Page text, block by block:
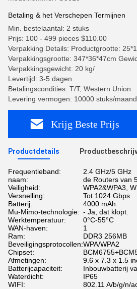
Betaling & het Verschepen Termijnen
Min. bestelaantal: 2 stuks
Prijs: 100 - 499 pieces $110.00
Verpakking Details: Productgrootte:
Verpakkingsgrootte: 347*36*47cm
Verpakkingsgewicht: 20 kg/
Levertijd: 3-5 dagen
Betalingscondities: T/T, Western Union
Levering vermogen: 10000 stuks/maand
Krijg Beste Prijs
Productdetails
Frequentieband:
2.4 GHz/5 GHz
naam:
de Routers van
Veiligheid:
WPA2&WPA3,
Versnelling:
Tot 1024 Gbps
Batterij:
4000 mAh
Mu-Mimo-technologie: - Ja, dat klopt.
Werktemperatuur:
0°C-55°C
WAN-haven:
1
Ram:
DDR3 256MB
Beveiligingsprotocollen:WPA/WPA2
Chipset:
Afmetingen:
9.6 x 7.3 x 1.5
Batterijcapaciteit:
Inbouwbatterij
Waterdicht:
IP65
WIFI:
802.11 A/b/g/n/